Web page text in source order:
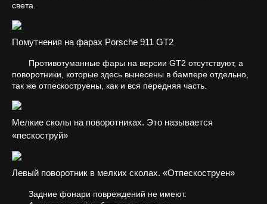
света.
Помутнения на фарах Porsche 911 GT2
Противотуманные фары на версии GT2 отсутствуют, а
поворотники, которые здесь вынесены в бампере отдельно,
так же отпескоструены, как и вся передняя часть.
Мелкие сколы на поворотниках. Это называется
«пескоструй»
Левый поворотник в мелких сколах. «Отпескоструен»
Задние фонари повреждений не имеют.